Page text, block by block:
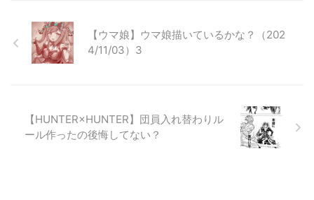
【ウマ娘】ウマ娘描いているかな？（202
4/11/03）3
【HUNTER×HUNTER】団員入れ替わりル
ール作ったの後悔してない？